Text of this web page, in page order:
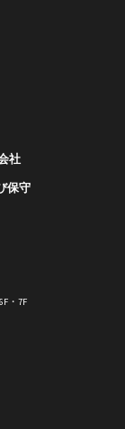
社
保守
・7F